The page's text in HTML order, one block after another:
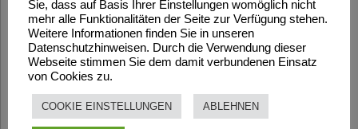
Sie, dass auf Basis Ihrer Einstellungen womöglich nicht
mehr alle Funktionalitäten der Seite zur Verfügung stehen.
Weitere Informationen finden Sie in unseren
Datenschutzhinweisen. Durch die Verwendung dieser
Webseite stimmen Sie dem damit verbundenen Einsatz
von Cookies zu.
COOKIE EINSTELLUNGEN ABLEHNEN